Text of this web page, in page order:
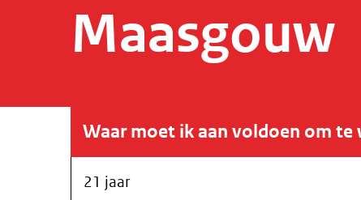
Maasgouw
Waar moet ik aan voldoen om te
21 jaar